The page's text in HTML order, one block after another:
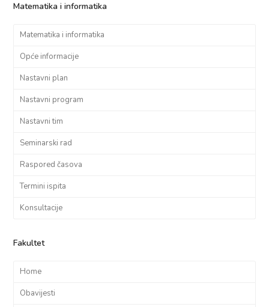
Matematika i informatika
Matematika i informatika
Opće informacije
Nastavni plan
Nastavni program
Nastavni tim
Seminarski rad
Raspored časova
Termini ispita
Konsultacije
Fakultet
Home
Obavijesti